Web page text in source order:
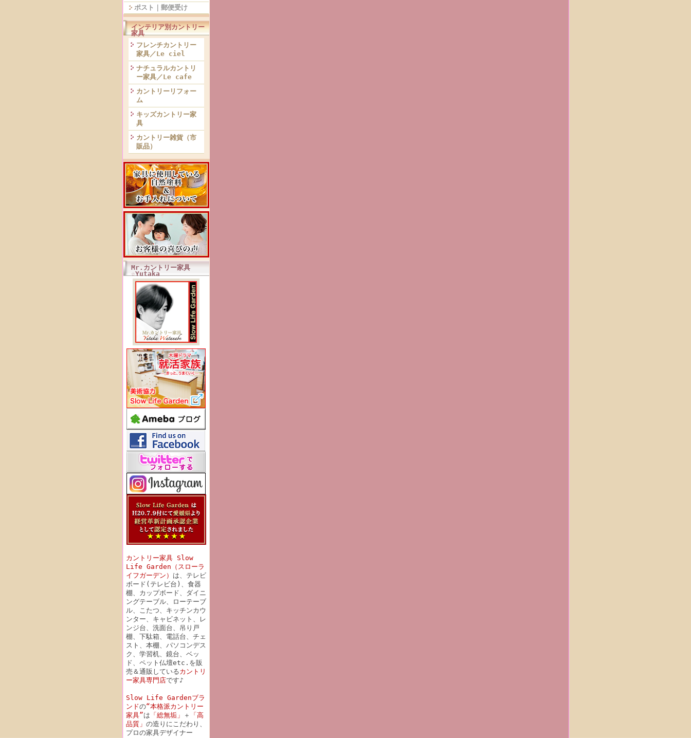
ポスト｜郵便受け
インテリア別カントリー
家具
フレンチカントリー
家具／Le ciel
ナチュラルカントリ
ー家具／Le cafe
カントリーリフォー
ム
キッズカントリー家
具
カントリー雑貨（市
販品）
Mr.カントリー家具
☆Yutaka
カントリー家具 Slow
Life Garden（スローラ
イフガーデン） は、テレビ
ボード(テレビ台)、食器
棚、カップボード、ダイニ
ングテーブル、ローテーブ
ル、こたつ、キッチンカウ
ンター、キャビネット、レ
ンジ台、洗面台、吊り戸
棚、下駄箱、電話台、チェ
スト、本棚、パソコンデス
ク、学習机、鏡台、ベッ
ド、ペット仏壇etc.を販
売＆通販しているカントリ
ー家具専門店です♪
Slow Life Gardenブラ
ンドの“本格派カントリー
家具”は 「総無垢」 ＋
「高
品質」 の造りにこだわり、
プロの家具デザイナー